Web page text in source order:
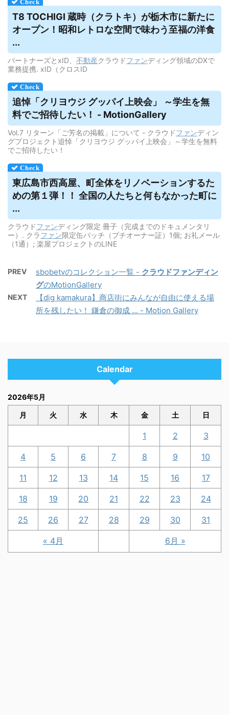
T8 TOCHIGI 蔵時（クラトキ）が栃木市に新たに
オープン！昭和レトロな空間で味わう至福の洋食
...
パートナーズとxID、 不動産クラウドファンディング領域のDXで
業務提携. xID（クロスID
追悼「クリヨウジ グッパイ上映会」 ～学生を無
料でご招待したい！ - MotionGallery
Vol.7 リターン「ご芳名の掲載」について - クラウドファンディン
グプロジェクト追悼「クリヨウジ グッパイ上映会」～学生を無料
でご招待したい！
東広島市西高屋、町全体をリノベーションするた
めの第１弾！！ 全国の人たちと何もなかった町に
...
クラウドファンディング限定 冊子（完成までのドキュメンタリ
ー）. クラファン限定缶バッチ（プチオーナー証）1個; お礼メール
（1通）; 楽屋プロジェクトのLINE
PREV sbobetvのコレクション一覧 - クラウドファンディン
グのMotionGallery
NEXT
【dig kamakura】商店街にみんなが自由に使える場
所を残したい！ 鎌倉の御成 ... - Motion Gallery
Calendar
2026年5月
月 火 水 木 金 土 日
« 4月 6月 »
1 2 3
4 5 6 7 8 9 10
11 12 13 14 15 16 17
18 19 20 21 22 23 24
25 26 27 28 29 30 31